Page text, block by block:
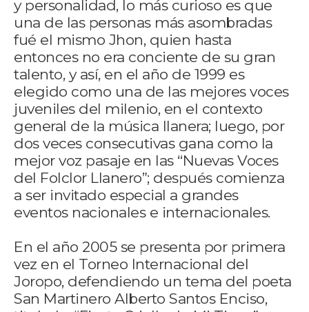
y personalidad, lo más curioso es que
una de las personas más asombradas
fué el mismo Jhon, quien hasta
entonces no era conciente de su gran
talento, y así, en el año de 1999 es
elegido como una de las mejores voces
juveniles del milenio, en el contexto
general de la música llanera; luego, por
dos veces consecutivas gana como la
mejor voz pasaje en las “Nuevas Voces
del Folclor Llanero”; después comienza
a ser invitado especial a grandes
eventos nacionales e internacionales.
En el año 2005 se presenta por primera
vez en el Torneo Internacional del
Joropo, defendiendo un tema del poeta
San Martinero Alberto Santos Enciso,